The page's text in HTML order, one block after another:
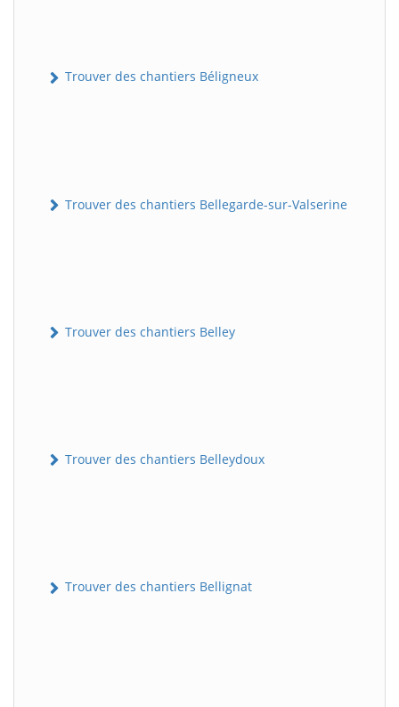
Trouver des chantiers Béligneux
Trouver des chantiers Bellegarde-sur-Valserine
Trouver des chantiers Belley
Trouver des chantiers Belleydoux
Trouver des chantiers Bellignat